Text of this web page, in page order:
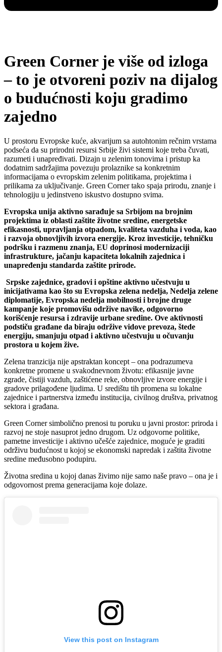
Green Corner je više od izloga
– to je otvoreni poziv na dijalog
o budućnosti koju gradimo
zajedno
U prostoru Evropske kuće, akvarijum sa autohtonim rečnim vrstama
podseća da su prirodni resursi Srbije živi sistemi koje treba čuvati,
razumeti i unapređivati. Dizajn u zelenim tonovima i pristup ka
dodatnim sadržajima povezuju prolaznike sa konkretnim
informacijama o evropskim zelenim politikama, projektima i
prilikama za uključivanje. Green Corner tako spaja prirodu, znanje i
tehnologiju u jedinstveno iskustvo dostupno svima.
Evropska unija aktivno sarađuje sa Srbijom na brojnim
projektima iz oblasti zaštite životne sredine, energetske
efikasnosti, upravljanja otpadom, kvaliteta vazduha i voda, kao
i razvoja obnovljivih izvora energije. Kroz investicije, tehničku
podršku i razmenu znanja, EU doprinosi modernizaciji
infrastrukture, jačanju kapaciteta lokalnih zajednica i
unapređenju standarda zaštite prirode.
Srpske zajednice, gradovi i opštine aktivno učestvuju u
inicijativama kao što su Evropska zelena nedelja, Nedelja zelene
diplomatije, Evropska nedelja mobilnosti i brojne druge
kampanje koje promovišu održive navike, odgovorno
korišćenje resursa i zdravije urbane sredine. Ove aktivnosti
podstiču građane da biraju održive vidove prevoza, štede
energiju, smanjuju otpad i aktivno učestvuju u očuvanju
prostora u kojem žive.
Zelena tranzicija nije apstraktan koncept – ona podrazumeva
konkretne promene u svakodnevnom životu: efikasnije javne
zgrade, čistiji vazduh, zaštićene reke, obnovljive izvore energije i
gradove prilagođene ljudima. U središtu tih promena su lokalne
zajednice i partnerstva između institucija, civilnog društva, privatnog
sektora i građana.
Green Corner simbolično prenosi tu poruku u javni prostor: priroda i
razvoj ne stoje nasuprot jedno drugom. Uz odgovorne politike,
pametne investicije i aktivno učešće zajednice, moguće je graditi
održivu budućnost u kojoj se ekonomski napredak i zaštita životne
sredine međusobno podupiru.
Životna sredina u kojoj danas živimo nije samo naše pravo – ona je i
odgovornost prema generacijama koje dolaze.
View this post on Instagram